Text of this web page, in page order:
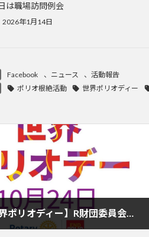
は職場訪問例会
2026年1月14日
Facebook 、 ニュース 、活動報告
ポリオ根絶活動 世界ポリオディー
【10/24世界ポリオディー】R財団委員会より根絶活動へ寄付支援の呼びかけ